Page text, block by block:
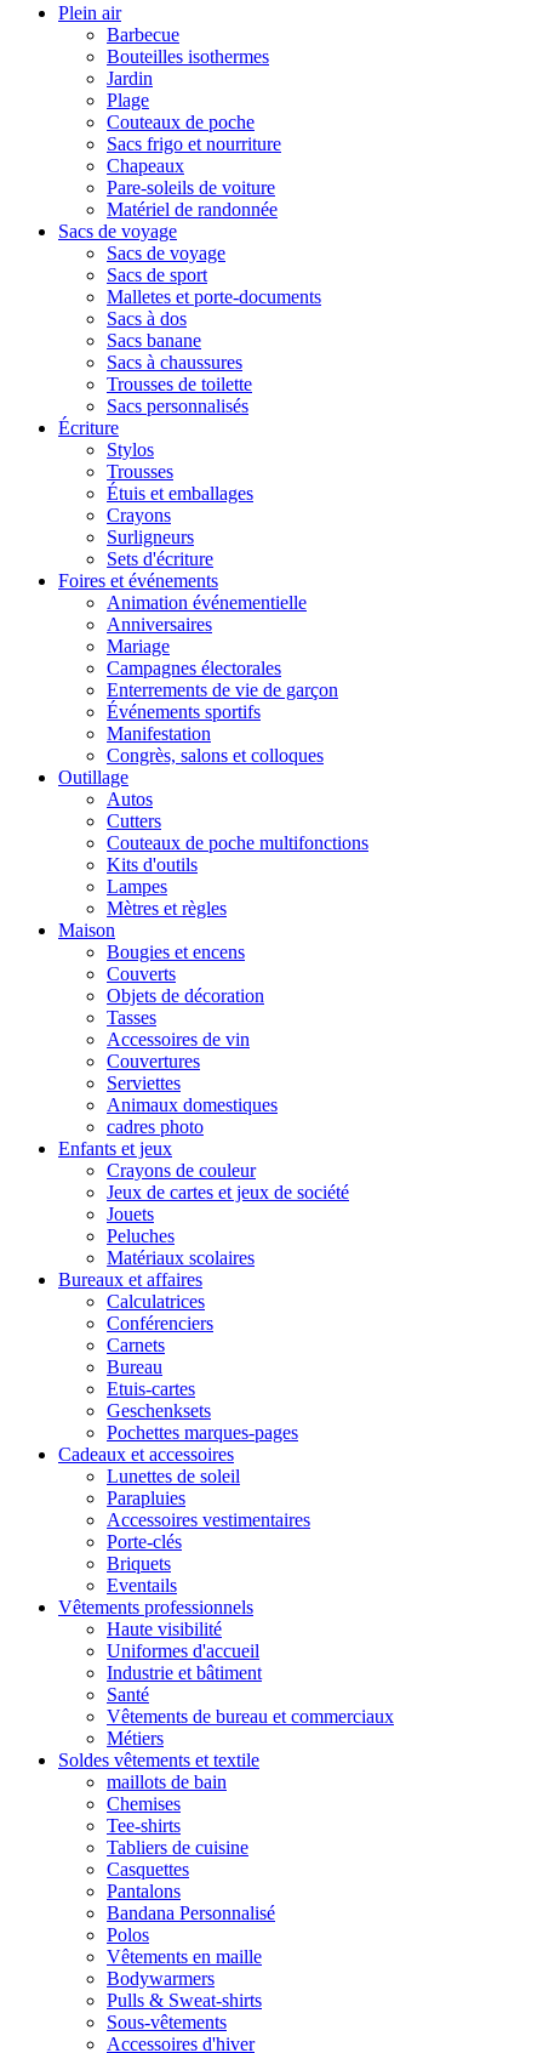
Plein air
Barbecue
Bouteilles isothermes
Jardin
Plage
Couteaux de poche
Sacs frigo et nourriture
Chapeaux
Pare-soleils de voiture
Matériel de randonnée
Sacs de voyage
Sacs de voyage
Sacs de sport
Malletes et porte-documents
Sacs à dos
Sacs banane
Sacs à chaussures
Trousses de toilette
Sacs personnalisés
Écriture
Stylos
Trousses
Étuis et emballages
Crayons
Surligneurs
Sets d'écriture
Foires et événements
Animation événementielle
Anniversaires
Mariage
Campagnes électorales
Enterrements de vie de garçon
Événements sportifs
Manifestation
Congrès, salons et colloques
Outillage
Autos
Cutters
Couteaux de poche multifonctions
Kits d'outils
Lampes
Mètres et règles
Maison
Bougies et encens
Couverts
Objets de décoration
Tasses
Accessoires de vin
Couvertures
Serviettes
Animaux domestiques
cadres photo
Enfants et jeux
Crayons de couleur
Jeux de cartes et jeux de société
Jouets
Peluches
Matériaux scolaires
Bureaux et affaires
Calculatrices
Conférenciers
Carnets
Bureau
Etuis-cartes
Geschenksets
Pochettes marques-pages
Cadeaux et accessoires
Lunettes de soleil
Parapluies
Accessoires vestimentaires
Porte-clés
Briquets
Eventails
Vêtements professionnels
Haute visibilité
Uniformes d'accueil
Industrie et bâtiment
Santé
Vêtements de bureau et commerciaux
Métiers
Soldes vêtements et textile
maillots de bain
Chemises
Tee-shirts
Tabliers de cuisine
Casquettes
Pantalons
Bandana Personnalisé
Polos
Vêtements en maille
Bodywarmers
Pulls & Sweat-shirts
Sous-vêtements
Accessoires d'hiver